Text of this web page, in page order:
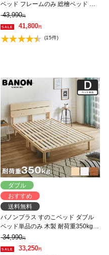
ベッド フレームのみ 総檜ベッド 床
面高さ4段階調節 耐荷重700kgクリ
ア ダブル 調湿 すのこ ひのき 和風
シンプル
43,990円
41,800円
(15件)
ダブル
おすすめ
送料無料
バノンプラス すのこベッド ダブル
ベッド単品のみ 木製 耐荷重350kg
組立簡単 棚付き コンセント 高さ4段
階 【大型家具配送】
34,990円
33,250円